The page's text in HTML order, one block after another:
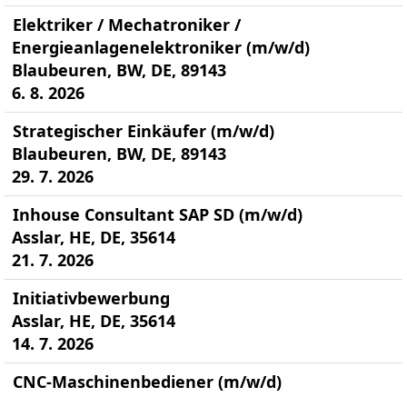
Elektriker / Mechatroniker /
Energieanlagenelektroniker (m/w/d)
Blaubeuren, BW, DE, 89143
6. 8. 2026
Strategischer Einkäufer (m/w/d)
Blaubeuren, BW, DE, 89143
29. 7. 2026
Inhouse Consultant SAP SD (m/w/d)
Asslar, HE, DE, 35614
21. 7. 2026
Initiativbewerbung
Asslar, HE, DE, 35614
14. 7. 2026
CNC-Maschinenbediener (m/w/d)